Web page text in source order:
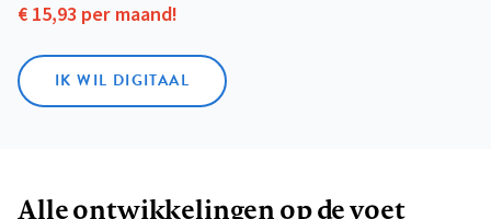
€ 15,93 per maand!
IK WIL DIGITAAL
Alle ontwikkelingen op de voet